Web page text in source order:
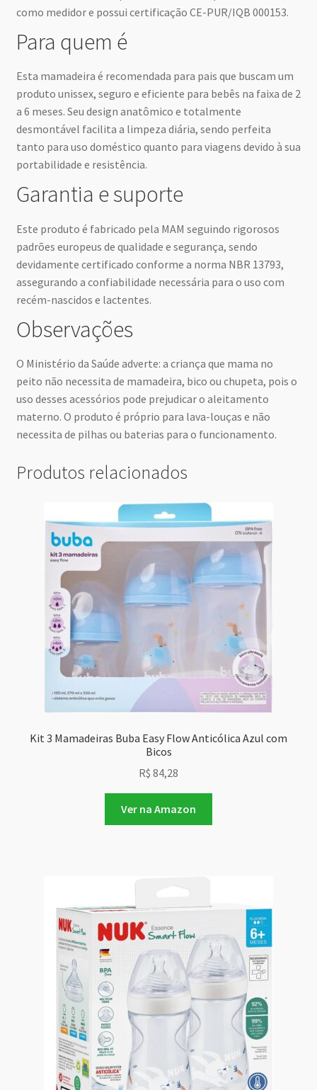
como medidor e possui certificação CE-PUR/IQB 000153.
Para quem é
Esta mamadeira é recomendada para pais que buscam um
produto unissex, seguro e eficiente para bebês na faixa de 2
a 6 meses. Seu design anatômico e totalmente
desmontável facilita a limpeza diária, sendo perfeita
tanto para uso doméstico quanto para viagens devido à sua
portabilidade e resistência.
Garantia e suporte
Este produto é fabricado pela MAM seguindo rigorosos
padrões europeus de qualidade e segurança, sendo
devidamente certificado conforme a norma NBR 13793,
assegurando a confiabilidade necessária para o uso com
recém-nascidos e lactentes.
Observações
O Ministério da Saúde adverte: a criança que mama no
peito não necessita de mamadeira, bico ou chupeta, pois o
uso desses acessórios pode prejudicar o aleitamento
materno. O produto é próprio para lava-louças e não
necessita de pilhas ou baterias para o funcionamento.
Produtos relacionados
Kit 3 Mamadeiras Buba Easy Flow Anticólica Azul com
Bicos
R$ 84,28
Ver na Amazon